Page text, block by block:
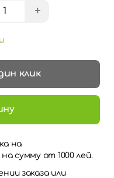
+
клик
на
сумму от 1000 лей.
заказа или